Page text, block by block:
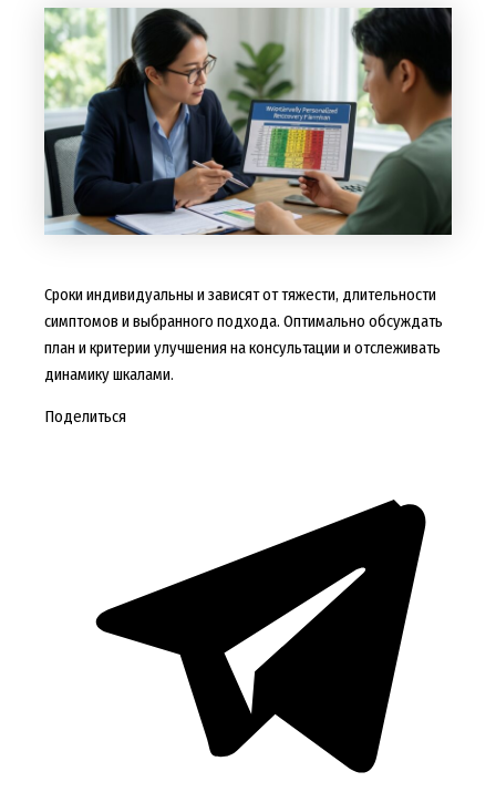
Сроки индивидуальны и зависят от тяжести, длительности
симптомов и выбранного подхода. Оптимально обсуждать
план и критерии улучшения на консультации и отслеживать
динамику шкалами.
Поделиться